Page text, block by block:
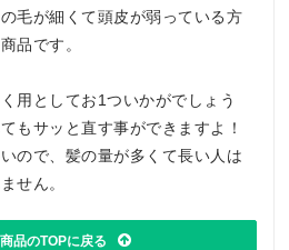
毛が細くて頭皮が弱っている方
品です。
用としてお1ついかがでしょう
もサッと直す事ができますよ！
ので、髪の量が多くて長い人は
せん。
品のTOPに戻る